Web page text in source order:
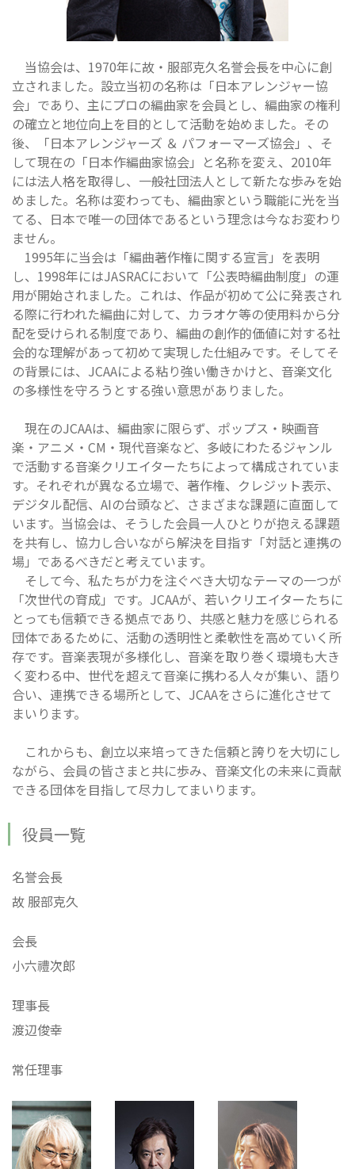
当協会は、1970年に故・服部克久名誉会長を中心に創
立されました。設立当初の名称は「日本アレンジャー協
会」であり、主にプロの編曲家を会員とし、編曲家の権利
の確立と地位向上を目的として活動を始めました。その
後、「日本アレンジャーズ ＆ パフォーマーズ協会」、そ
して現在の「日本作編曲家協会」と名称を変え、2010年
には法人格を取得し、一般社団法人として新たな歩みを始
めました。名称は変わっても、編曲家という職能に光を当
てる、日本で唯一の団体であるという理念は今なお変わり
ません。
1995年に当会は「編曲著作権に関する宣言」を表明
し、1998年にはJASRACにおいて「公表時編曲制度」の運
用が開始されました。これは、作品が初めて公に発表され
る際に行われた編曲に対して、カラオケ等の使用料から分
配を受けられる制度であり、編曲の創作的価値に対する社
会的な理解があって初めて実現した仕組みです。そしてそ
の背景には、JCAAによる粘り強い働きかけと、音楽文化
の多様性を守ろうとする強い意思がありました。
現在のJCAAは、編曲家に限らず、ポップス・映画音
楽・アニメ・CM・現代音楽など、多岐にわたるジャンル
で活動する音楽クリエイターたちによって構成されていま
す。それぞれが異なる立場で、著作権、クレジット表示、
デジタル配信、AIの台頭など、さまざまな課題に直面して
います。当協会は、そうした会員一人ひとりが抱える課題
を共有し、協力し合いながら解決を目指す「対話と連携の
場」であるべきだと考えています。
そして今、私たちが力を注ぐべき大切なテーマの一つが
「次世代の育成」です。JCAAが、若いクリエイターたちに
とっても信頼できる拠点であり、共感と魅力を感じられる
団体であるために、活動の透明性と柔軟性を高めていく所
存です。音楽表現が多様化し、音楽を取り巻く環境も大き
く変わる中、世代を超えて音楽に携わる人々が集い、語り
合い、連携できる場所として、JCAAをさらに進化させて
まいります。
これからも、創立以来培ってきた信頼と誇りを大切にし
ながら、会員の皆さまと共に歩み、音楽文化の未来に貢献
できる団体を目指して尽力してまいります。
役員一覧
名誉会長
故 服部克久
会長
小六禮次郎
理事長
渡辺俊幸
常任理事